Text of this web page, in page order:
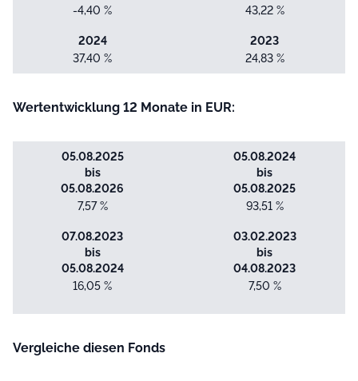
-4,40 %
43,22 %
2024
37,40 %
2023
24,83 %
Wertentwicklung 12 Monate in EUR:
05.08.2025
bis
05.08.2026
7,57 %
05.08.2024
bis
05.08.2025
93,51 %
07.08.2023
bis
05.08.2024
16,05 %
03.02.2023
bis
04.08.2023
7,50 %
Vergleiche diesen Fonds